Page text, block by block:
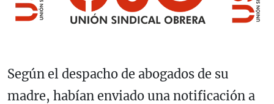
Según el despacho de abogados de su
madre, habían enviado una notificación a